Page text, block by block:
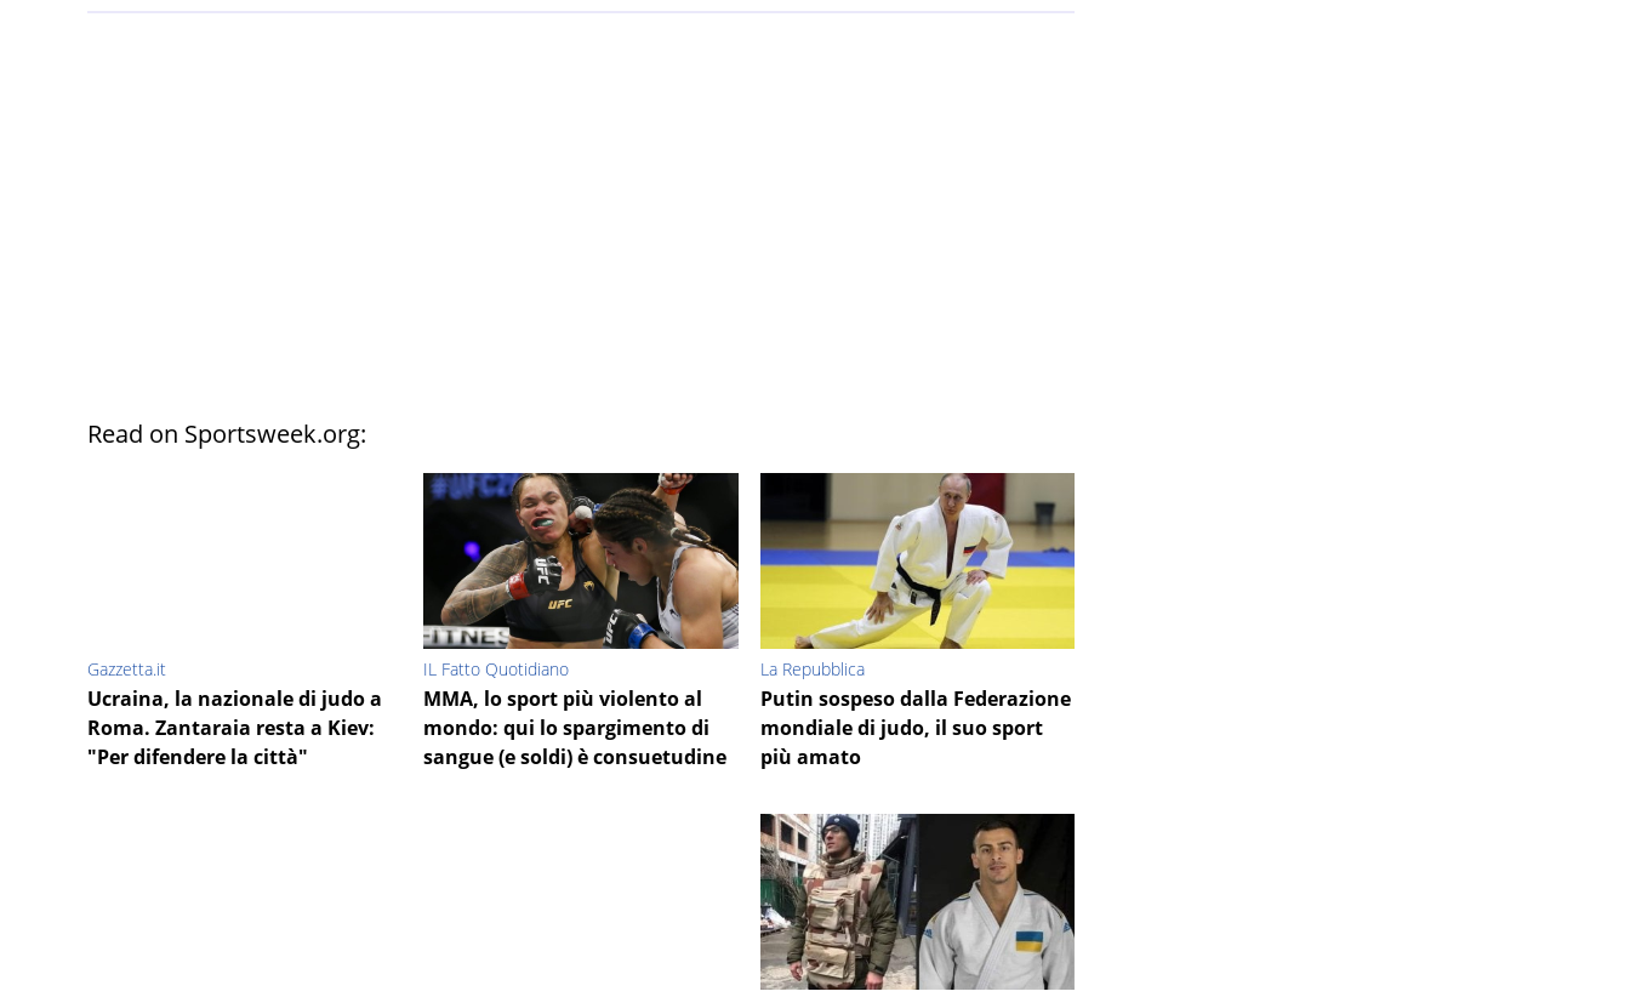
Read on Sportsweek.org:
Gazzetta.it
Ucraina, la nazionale di judo a
Roma. Zantaraia resta a Kiev:
"Per difendere la città"
IL Fatto Quotidiano
MMA, lo sport più violento al
mondo: qui lo spargimento di
sangue (e soldi) è consuetudine
La Repubblica
Putin sospeso dalla Federazione
mondiale di judo, il suo sport
più amato